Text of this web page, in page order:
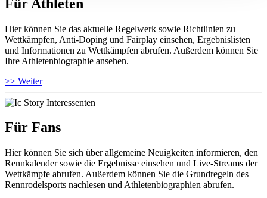
Für Athleten
Hier können Sie das aktuelle Regelwerk sowie Richtlinien zu
Wettkämpfen, Anti-Doping und Fairplay einsehen, Ergebnislisten
und Informationen zu Wettkämpfen abrufen. Außerdem können Sie
Ihre Athletenbiographie ansehen.
>> Weiter
Für Fans
Hier können Sie sich über allgemeine Neuigkeiten informieren, den
Rennkalender sowie die Ergebnisse einsehen und Live-Streams der
Wettkämpfe abrufen. Außerdem können Sie die Grundregeln des
Rennrodelsports nachlesen und Athletenbiographien abrufen.